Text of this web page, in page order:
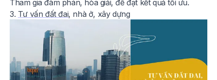
Tham gia đàm phán, hòa giải, để đạt kết quả tối ưu.
3. Tư vấn đất đai, nhà ở, xây dựng